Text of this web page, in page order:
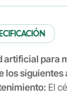
artificial para
los siguientes
El